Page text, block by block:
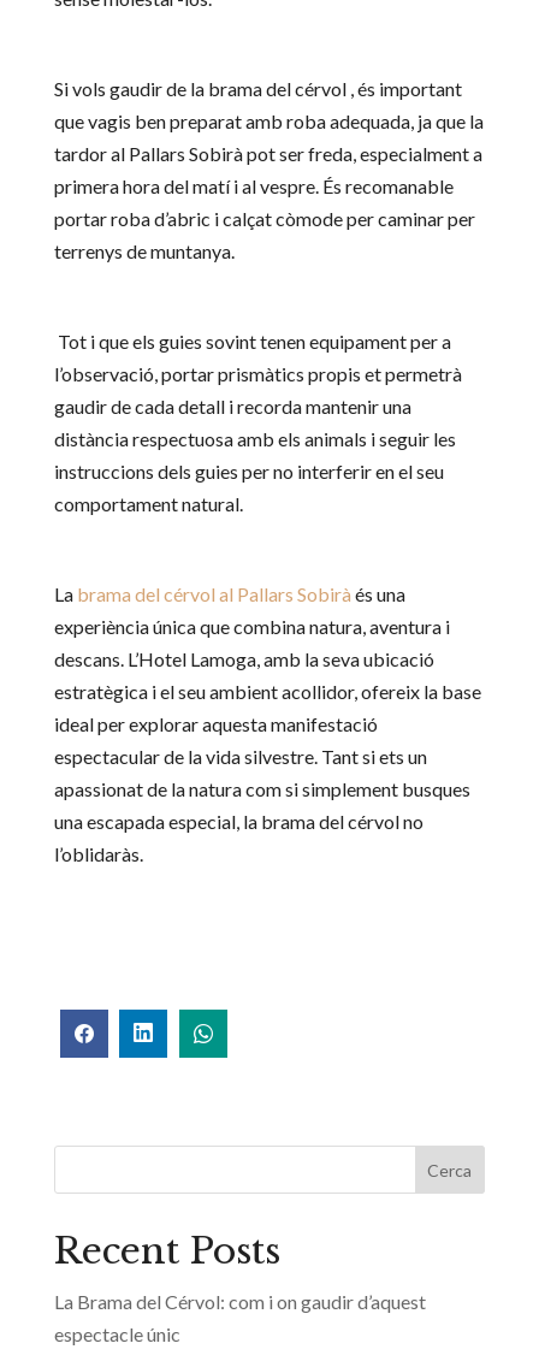
Si vols gaudir de la brama del cérvol , és important
que vagis ben preparat amb roba adequada, ja que la
tardor al Pallars Sobirà pot ser freda, especialment a
primera hora del matí i al vespre. És recomanable
portar roba d’abric i calçat còmode per caminar per
terrenys de muntanya.
Tot i que els guies sovint tenen equipament per a
l’observació, portar prismàtics propis et permetrà
gaudir de cada detall i recorda mantenir una
distància respectuosa amb els animals i seguir les
instruccions dels guies per no interferir en el seu
comportament natural.
La brama del cérvol al Pallars Sobirà és una
experiència única que combina natura, aventura i
descans. L’Hotel Lamoga, amb la seva ubicació
estratègica i el seu ambient acollidor, ofereix la base
ideal per explorar aquesta manifestació
espectacular de la vida silvestre. Tant si ets un
apassionat de la natura com si simplement busques
una escapada especial, la brama del cérvol no
l’oblidaràs.
Cerca
Recent Posts
La Brama del Cérvol: com i on gaudir d’aquest
espectacle únic